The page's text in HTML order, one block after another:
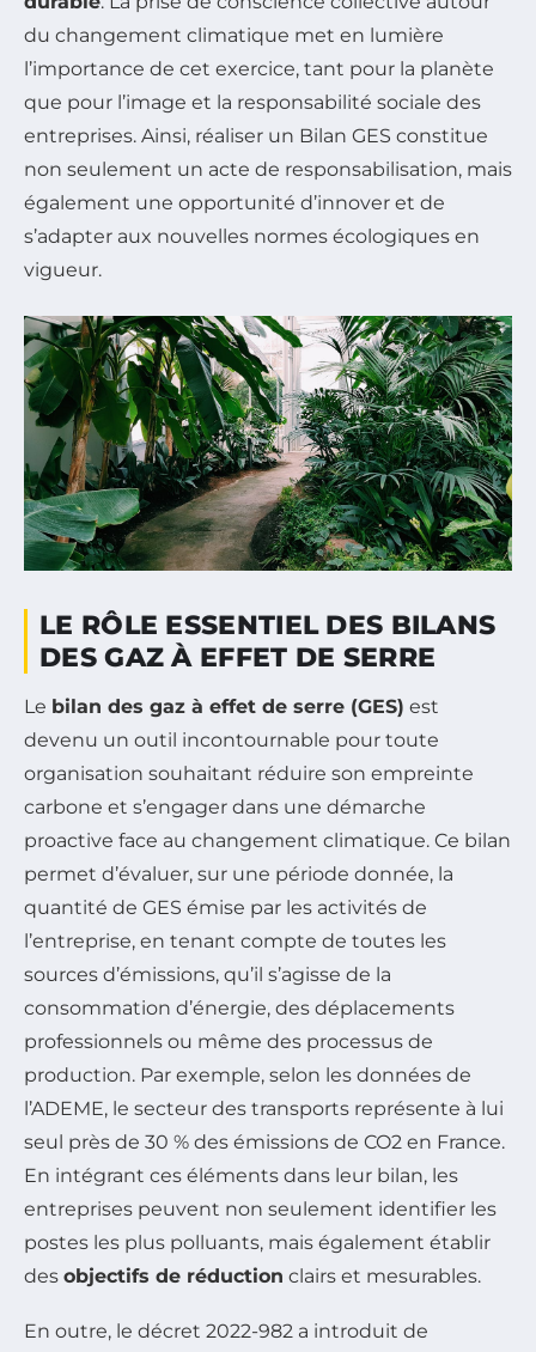
du changement climatique met en lumière
l’importance de cet exercice, tant pour la planète
que pour l’image et la responsabilité sociale des
entreprises. Ainsi, réaliser un Bilan GES constitue
non seulement un acte de responsabilisation, mais
également une opportunité d’innover et de
s’adapter aux nouvelles normes écologiques en
vigueur.
LE RÔLE ESSENTIEL DES BILANS
DES GAZ À EFFET DE SERRE
Le bilan des gaz à effet de serre (GES) est
devenu un outil incontournable pour toute
organisation souhaitant réduire son empreinte
carbone et s’engager dans une démarche
proactive face au changement climatique. Ce bilan
permet d’évaluer, sur une période donnée, la
quantité de GES émise par les activités de
l’entreprise, en tenant compte de toutes les
sources d’émissions, qu’il s’agisse de la
consommation d’énergie, des déplacements
professionnels ou même des processus de
production. Par exemple, selon les données de
l’ADEME, le secteur des transports représente à lui
seul près de 30 % des émissions de CO2 en France.
En intégrant ces éléments dans leur bilan, les
entreprises peuvent non seulement identifier les
postes les plus polluants, mais également établir
des objectifs de réduction clairs et mesurables.
En outre, le décret 2022-982 a introduit de